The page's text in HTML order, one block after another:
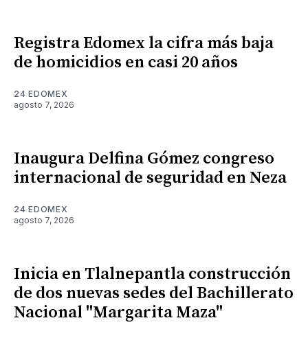
Registra Edomex la cifra más baja
de homicidios en casi 20 años
24 EDOMEX
agosto 7, 2026
Inaugura Delfina Gómez congreso
internacional de seguridad en Neza
24 EDOMEX
agosto 7, 2026
Inicia en Tlalnepantla construcción
de dos nuevas sedes del Bachillerato
Nacional "Margarita Maza"